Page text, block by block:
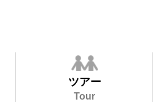
ツアー
Tour